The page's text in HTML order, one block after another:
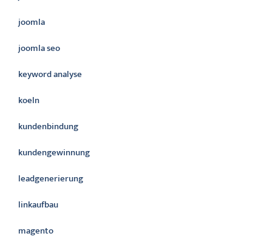
joomla
joomla seo
keyword analyse
koeln
kundenbindung
kundengewinnung
leadgenerierung
linkaufbau
magento